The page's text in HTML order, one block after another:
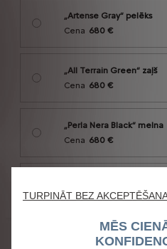
TURPINĀT BEZ
MĒS